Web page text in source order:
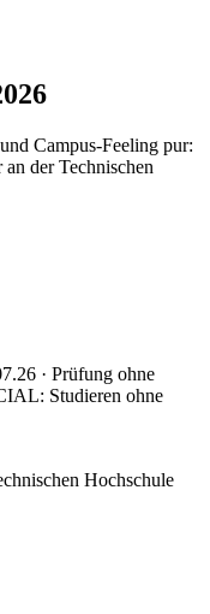
Campus-Feeling pur:
der Technischen
· Prüfung ohne
Studieren ohne